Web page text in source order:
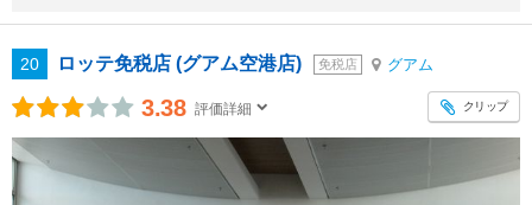
20 ロッテ免税店 (グアム空港店) 免税店 グアム
3.38 評価詳細 クリップ